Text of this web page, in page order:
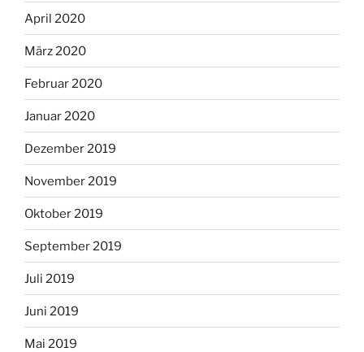
April 2020
März 2020
Februar 2020
Januar 2020
Dezember 2019
November 2019
Oktober 2019
September 2019
Juli 2019
Juni 2019
Mai 2019